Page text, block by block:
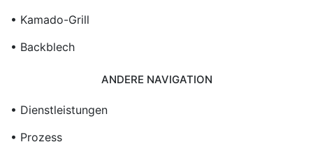
• Kamado-Grill
• Backblech
ANDERE NAVIGATION
• Dienstleistungen
• Prozess